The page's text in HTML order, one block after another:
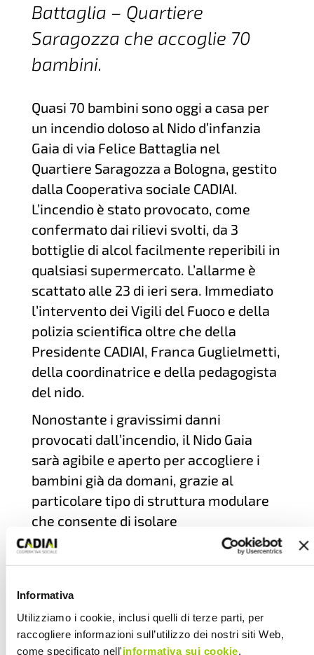
Informativa
Utilizziamo i cookie, inclusi quelli di terze parti, per
raccogliere informazioni sull’utilizzo dei nostri siti Web,
come specificato nell'informativa sui cookie
Battaglia – Quartiere
Saragozza che accoglie 70
bambini.
Quasi 70 bambini sono oggi a casa per
un incendio doloso al Nido d’infanzia
Gaia di via Felice Battaglia nel
Quartiere Saragozza a Bologna, gestito
dalla Cooperativa sociale CADIAI.
L’incendio è stato provocato, come
confermato dai rilievi svolti, da 3
bottiglie di alcol facilmente reperibili in
qualsiasi supermercato. L’allarme è
scattato alle 23 di ieri sera. Immediato
l’intervento dei Vigili del Fuoco e della
polizia scientifica oltre che della
Presidente CADIAI, Franca Guglielmetti,
della coordinatrice e della pedagogista
del nido.
Nonostante i gravissimi danni
provocati dall’incendio, il Nido Gaia
sarà agibile e aperto per accogliere i
bambini già da domani, grazie al
particolare tipo di struttura modulare
che consente di isolare
completamente la sezione distrutta dai
vandali.
Siamo profondamente sconcertati e
Franca Guglielmetti -,sempre
condannabile, ancora di più in questo